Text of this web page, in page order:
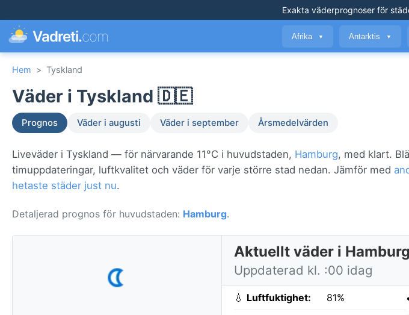
Exakta väderprognoser för
Vadreti.com Afrika ▼ Antarktis ▼
Hem > Tyskland
Väder i Tyskland 🇩🇪
Prognos Väder i augusti Väder i september Årsmedelvärden
Liveväder i Tyskland — för närvarande 11°C i huvudstaden, Hamburg, med klart.
timuppdateringar, luftkvalitet och väder för varje större stad nedan. Jämför med
hetaste städer just nu.
Detaljerad prognos för huvudstaden: Hamburg.
Aktuellt väder i
Uppdaterad kl. :00 idag
💧 Luftfuktighet: 81%